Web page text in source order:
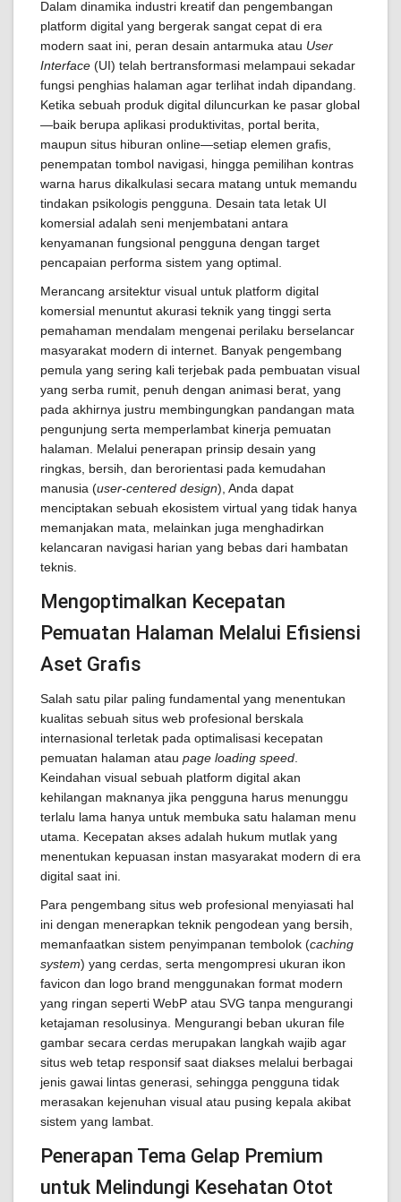
Dalam dinamika industri kreatif dan pengembangan
platform digital yang bergerak sangat cepat di era
modern saat ini, peran desain antarmuka atau User
Interface (UI) telah bertransformasi melampaui sekadar
fungsi penghias halaman agar terlihat indah dipandang.
Ketika sebuah produk digital diluncurkan ke pasar global
—baik berupa aplikasi produktivitas, portal berita,
maupun situs hiburan online—setiap elemen grafis,
penempatan tombol navigasi, hingga pemilihan kontras
warna harus dikalkulasi secara matang untuk memandu
tindakan psikologis pengguna. Desain tata letak UI
komersial adalah seni menjembatani antara
kenyamanan fungsional pengguna dengan target
pencapaian performa sistem yang optimal.
Merancang arsitektur visual untuk platform digital
komersial menuntut akurasi teknik yang tinggi serta
pemahaman mendalam mengenai perilaku berselancar
masyarakat modern di internet. Banyak pengembang
pemula yang sering kali terjebak pada pembuatan visual
yang serba rumit, penuh dengan animasi berat, yang
pada akhirnya justru membingungkan pandangan mata
pengunjung serta memperlambat kinerja pemuatan
halaman. Melalui penerapan prinsip desain yang
ringkas, bersih, dan berorientasi pada kemudahan
manusia (user-centered design), Anda dapat
menciptakan sebuah ekosistem virtual yang tidak hanya
memanjakan mata, melainkan juga menghadirkan
kelancaran navigasi harian yang bebas dari hambatan
teknis.
Mengoptimalkan Kecepatan
Pemuatan Halaman Melalui Efisiensi
Aset Grafis
Salah satu pilar paling fundamental yang menentukan
kualitas sebuah situs web profesional berskala
internasional terletak pada optimalisasi kecepatan
pemuatan halaman atau page loading speed
Keindahan visual sebuah platform digital akan
kehilangan maknanya jika pengguna harus menunggu
terlalu lama hanya untuk membuka satu halaman menu
utama. Kecepatan akses adalah hukum mutlak yang
menentukan kepuasan instan masyarakat modern di era
digital saat ini.
Para pengembang situs web profesional menyiasati hal
ini dengan menerapkan teknik pengodean yang bersih,
memanfaatkan sistem penyimpanan tembolok (caching
system) yang cerdas, serta mengompresi ukuran ikon
favicon dan logo brand menggunakan format modern
yang ringan seperti WebP atau SVG tanpa mengurangi
ketajaman resolusinya. Mengurangi beban ukuran file
gambar secara cerdas merupakan langkah wajib agar
situs web tetap responsif saat diakses melalui berbagai
jenis gawai lintas generasi, sehingga pengguna tidak
merasakan kejenuhan visual atau pusing kepala akibat
sistem yang lambat.
Penerapan Tema Gelap Premium
untuk Melindungi Kesehatan Otot